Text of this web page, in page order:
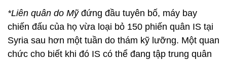
*Liên quân do Mỹđứng đầu tuyên bố, máy bay
chiến đấu của họ vừa loại bỏ 150 phiến quân IS tại
Syria sau hơn một tuần do thám kỹ lưỡng. Một quan
chức cho biết khi đó IS có thể đang tập trung quân